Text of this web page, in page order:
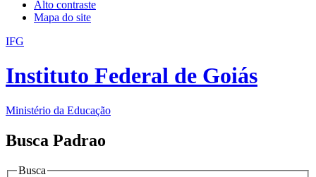
Alto contraste
Mapa do site
IFG
Instituto Federal de Goiás
Ministério da Educação
Busca Padrao
Busca